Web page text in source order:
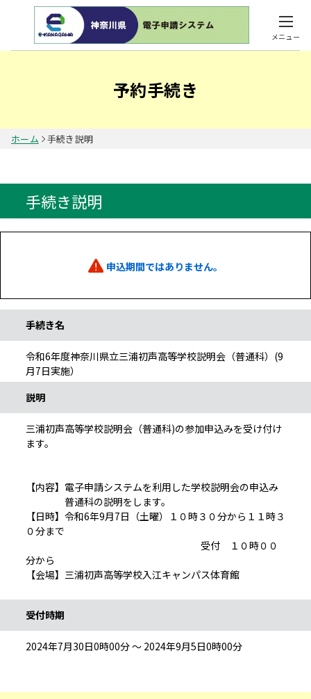
メニュー
予約手続き
ホーム 手続き説明
手続き説明
申込期間ではありません。
手続き名
令和6年度神奈川県立三浦初声高等学校説明会（普通科）(9
月7日実施）
説明
三浦初声高等学校説明会（普通科)の参加申込みを受け付け
ます。
【内容】電子申請システムを利用した学校説明会の申込み
普通科の説明をします。
【日時】令和6年9月7日（土曜）１０時３０分から１１時３
０分まで
受付 １０時００
分から
【会場】三浦初声高等学校入江キャンパス体育館
受付時期
2024年7月30日0時00分 ～ 2024年9月5日0時00分